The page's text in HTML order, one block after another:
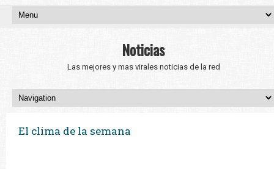
Noticias
Las mejores y mas virales noticias de la red
El clima de la semana